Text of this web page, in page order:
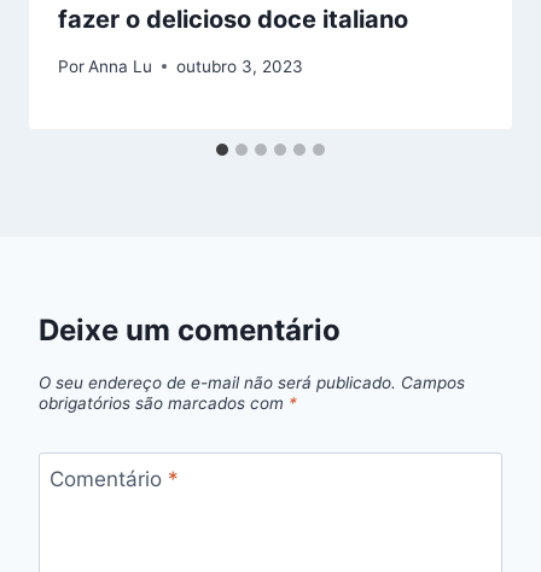
fazer o delicioso doce italiano
PorAnna Lu outubro 3, 2023
Deixe um comentário
O seu endereço de e-mail não será publicado. Campos
obrigatórios são marcados com *
Comentário *